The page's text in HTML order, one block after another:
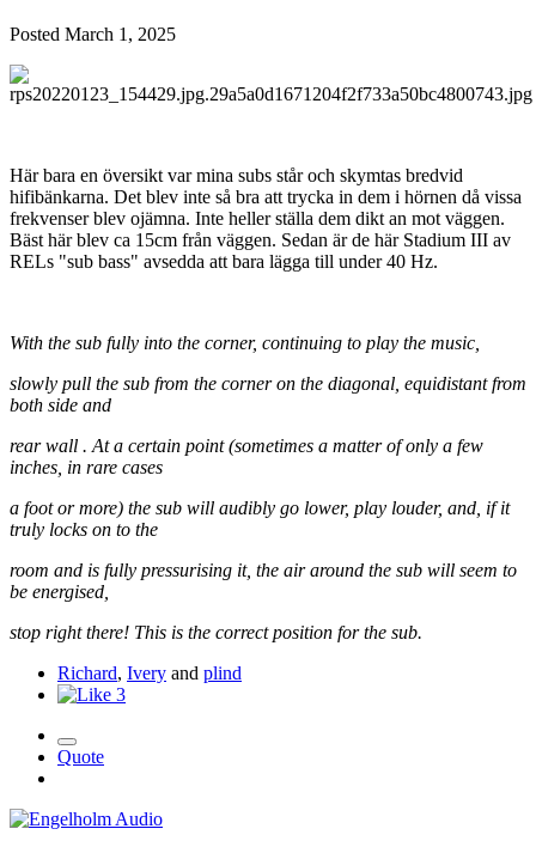
Posted March 1, 2025
Här bara en översikt var mina subs står och skymtas bredvid
hifibänkarna. Det blev inte så bra att trycka in dem i hörnen då vissa
frekvenser blev ojämna. Inte heller ställa dem dikt an mot väggen.
Bäst här blev ca 15cm från väggen. Sedan är de här Stadium III av
RELs "sub bass" avsedda att bara lägga till under 40 Hz.
With the sub fully into the corner, continuing to play the music,
slowly pull the sub from the corner on the diagonal, equidistant from
both side and
rear wall . At a certain point (sometimes a matter of only a few
inches, in rare cases
a foot or more) the sub will audibly go lower, play louder, and, if it
truly locks on to the
room and is fully pressurising it, the air around the sub will seem to
be energised,
stop right there! This is the correct position for the sub.
Richard, Ivery and plind
3
Quote